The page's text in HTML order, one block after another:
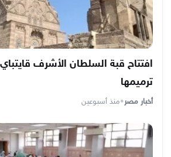
افتتاح قبة السلطان الأشرف
ترميمها
أخبار مصر•منذ أسبوعين